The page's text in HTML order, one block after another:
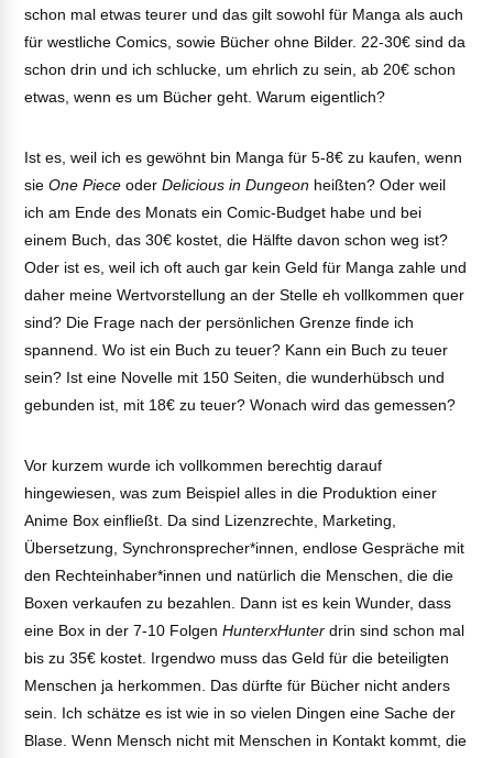
schon mal etwas teurer und das gilt sowohl für Manga als auch
für westliche Comics, sowie Bücher ohne Bilder. 22-30€ sind da
schon drin und ich schlucke, um ehrlich zu sein, ab 20€ schon
etwas, wenn es um Bücher geht. Warum eigentlich?
Ist es, weil ich es gewöhnt bin Manga für 5-8€ zu kaufen, wenn
sieOne Piece oderDelicious in Dungeon heißten? Oder weil
ich am Ende des Monats ein Comic-Budget habe und bei
einem Buch, das 30€ kostet, die Hälfte davon schon weg ist?
Oder ist es, weil ich oft auch gar kein Geld für Manga zahle und
daher meine Wertvorstellung an der Stelle eh vollkommen quer
sind? Die Frage nach der persönlichen Grenze finde ich
spannend. Wo ist ein Buch zu teuer? Kann ein Buch zu teuer
sein? Ist eine Novelle mit 150 Seiten, die wunderhübsch und
gebunden ist, mit 18€ zu teuer? Wonach wird das gemessen?
Vor kurzem wurde ich vollkommen berechtig darauf
hingewiesen, was zum Beispiel alles in die Produktion einer
Anime Box einfließt. Da sind Lizenzrechte, Marketing,
Übersetzung, Synchronsprecher*innen, endlose Gespräche mit
den Rechteinhaber*innen und natürlich die Menschen, die die
Boxen verkaufen zu bezahlen. Dann ist es kein Wunder, dass
eine Box in der 7-10 FolgenHunterxHunter drin sind schon mal
bis zu 35€ kostet. Irgendwo muss das Geld für die beteiligten
Menschen ja herkommen. Das dürfte für Bücher nicht anders
sein. Ich schätze es ist wie in so vielen Dingen eine Sache der
Blase. Wenn Mensch nicht mit Menschen in Kontakt kommt, die